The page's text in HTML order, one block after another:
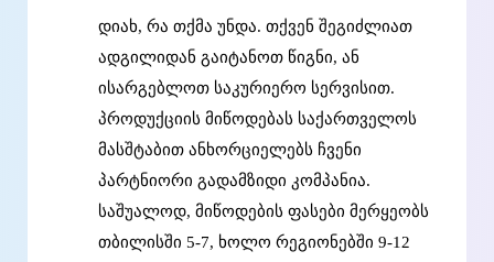
დიახ, რა თქმა უნდა. თქვენ შეგიძლიათ
ადგილიდან გაიტანოთ წიგნი, ან
ისარგებლოთ საკურიერო სერვისით.
პროდუქციის მიწოდებას საქართველოს
მასშტაბით ანხორციელებს ჩვენი
პარტნიორი გადამზიდი კომპანია.
საშუალოდ, მიწოდების ფასები მერყეობს
თბილისში 5-7, ხოლო რეგიონებში 9-12